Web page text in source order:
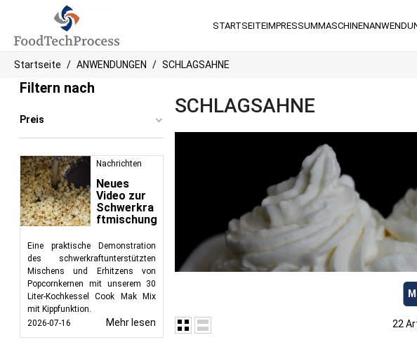
STARTSEITEIMPRESSUMMASCHINEN
Startseite ANWENDUNGEN SCHLAGSAHNE
Filtern nach
Preis
Nachrichten
Neues
Video zur
Schwerkra
ftmischung
Eine praktische Demonstration
des schwerkraftunterstützten
Mischens und Erhitzens von
Popcornkernen mit unserem 30
Liter-Kochkessel Cook Mak Mix
mit Kippfunktion.
2026-07-16
Mehr lesen
SCHLAGSAHNE
22